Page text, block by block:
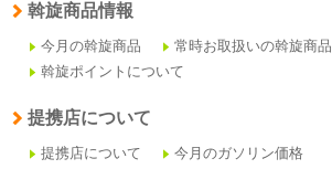
斡旋商品情報
今月の斡旋商品
常時お取扱いの斡旋商品
斡旋ポイントについて
提携店について
提携店について
今月のガソリン価格